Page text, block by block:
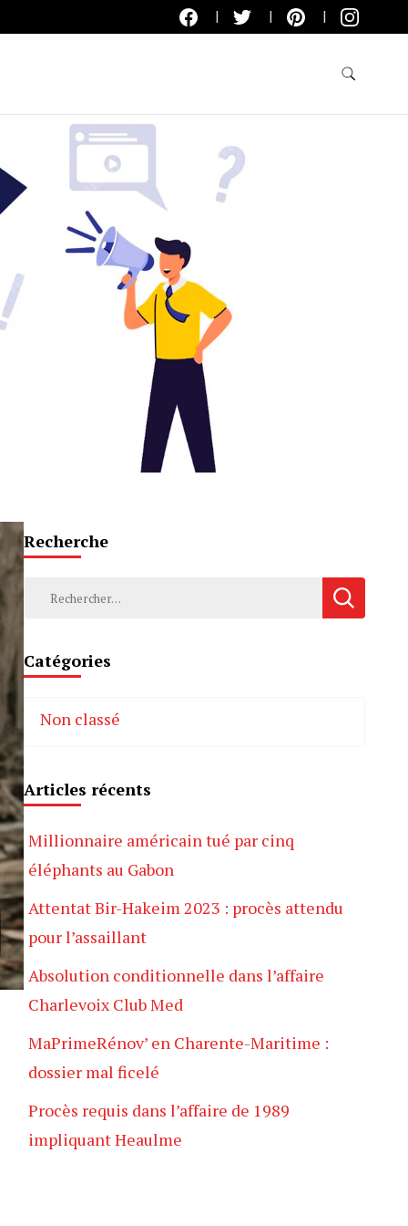
Recherche
Rechercher :
Catégories
Non classé
Articles récents
Millionnaire américain tué par cinq
éléphants au Gabon
Attentat Bir-Hakeim 2023 : procès attendu
pour l’assaillant
Absolution conditionnelle dans l’affaire
Charlevoix Club Med
MaPrimeRénov’ en Charente-Maritime :
dossier mal ficelé
Procès requis dans l’affaire de 1989
impliquant Heaulme